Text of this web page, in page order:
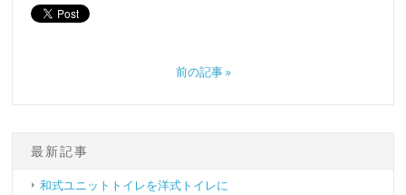
前の記事 »
最新記事
和式ユニットトイレを洋式トイレに